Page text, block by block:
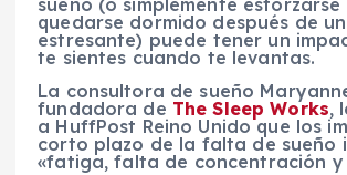
quedarse dormido después de
estresante) puede tener un
te sientes cuando te levantas.
La consultora de sueño
fundadora de The Sleep Works,
a HuffPost Reino Unido que los
corto plazo de la falta de sueño
«fatiga, falta de concentración y